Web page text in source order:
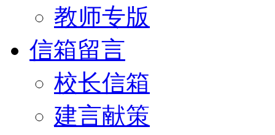
教师专版
信箱留言
校长信箱
建言献策